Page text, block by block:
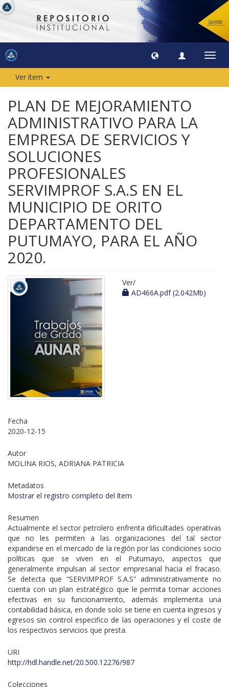
Ver ítem
PLAN DE MEJORAMIENTO
ADMINISTRATIVO PARA LA
EMPRESA DE SERVICIOS Y
SOLUCIONES
PROFESIONALES
SERVIMPROF S.A.S EN EL
MUNICIPIO DE ORITO
DEPARTAMENTO DEL
PUTUMAYO, PARA EL AÑO
2020.
Ver/
AD466A.pdf (2.042Mb)
Fecha
2020-12-15
Autor
MOLINA RIOS, ADRIANA PATRICIA
Metadatos
Mostrar el registro completo del ítem
Resumen
Actualmente el sector petrolero enfrenta dificultades operativas
que no les permiten a las organizaciones del tal sector
expandirse en el mercado de la región por las condiciones socio
políticas que se viven en el Putumayo, aspectos que
generalmente impulsan al sector empresarial hacia el fracaso.
Se detecta que “SERVIMPROF S.A.S” administrativamente no
cuenta con un plan estratégico que le permita tomar acciones
efectivas en su funcionamiento, además implementa una
contabilidad básica, en donde solo se tiene en cuenta ingresos y
egresos sin control especifico de las operaciones y el coste de
los respectivos servicios que presta.
URI
http://hdl.handle.net/20.500.12276/987
Colecciones